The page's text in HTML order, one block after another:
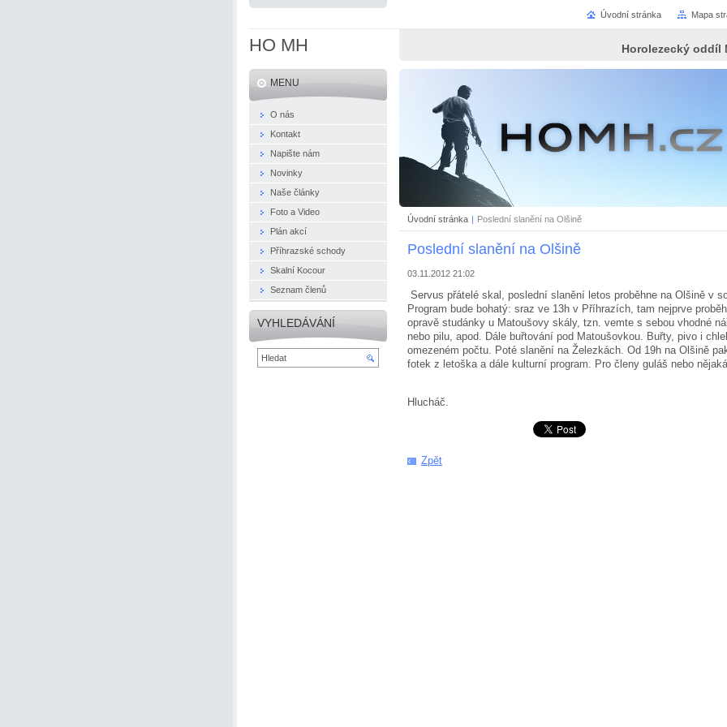
HO MH Horolezecký oddíl
Úvodní stránka | Poslední slanění na Olšině
Poslední slanění na Olšině
03.11.2012 21:02
Servus přátelé skal, poslední slanění letos proběhne na Olšině v
Program bude bohatý: sraz ve 13h v Příhrazích, tam nejprve
opravě studánky u Matoušovy skály, tzn. vemte s sebou vhodné
nebo pilu, apod. Dále buřtování pod Matoušovkou. Buřty, pivo i
omezeném počtu. Poté slanění na Železkách. Od 19h na Olšině
fotek z letoška a dále kulturní program. Pro členy guláš nebo
Horám
Hlucháč.
Zpět
MENU
O nás
Kontakt
Napište nám
Novinky
Naše články
Foto a Video
Plán akcí
Příhrazské schody
Skalní Kocour
Seznam členů
VYHLEDÁVÁNÍ
Úvodní stránka Mapa